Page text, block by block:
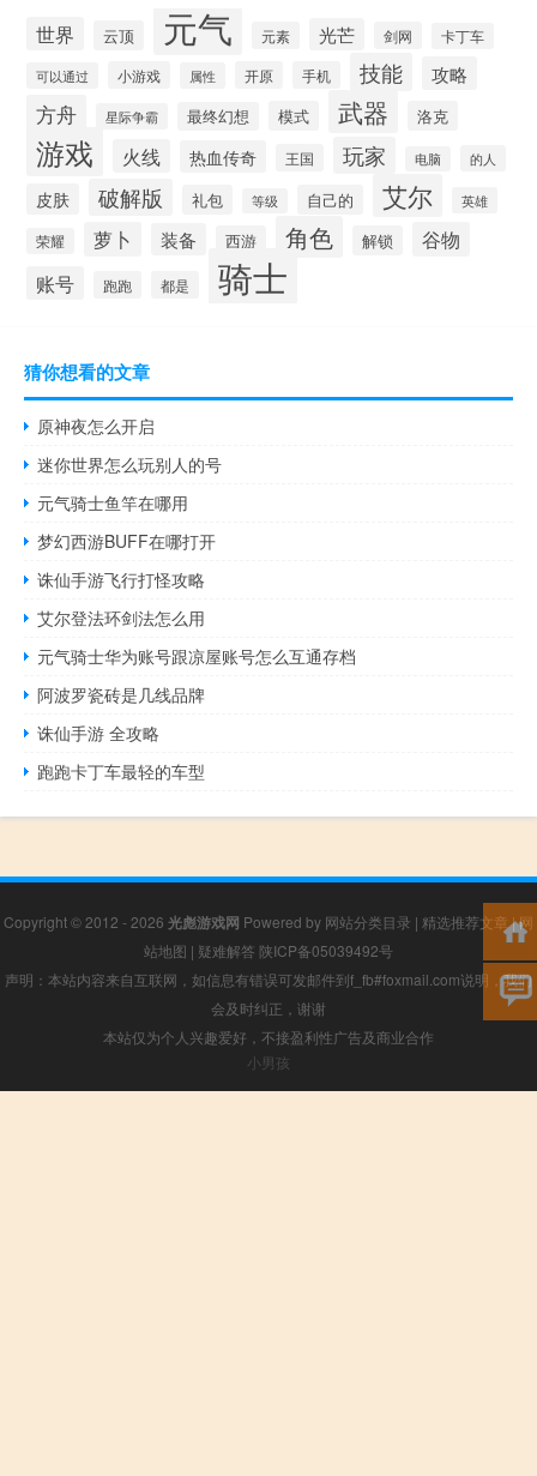
世界 云顶 元气 元素 光芒 剑网 卡丁车
可以通过 小游戏 属性 开原 手机 技能 攻略
方舟 星际争霸 最终幻想 模式 武器 洛克
游戏 火线 热血传奇 王国 玩家 电脑 的人
皮肤 破解版 礼包 等级 自己的 艾尔 英雄
荣耀 萝卜 装备 西游 角色 解锁 谷物
账号 跑跑 都是 骑士
猜你想看的文章
原神夜怎么开启
迷你世界怎么玩别人的号
元气骑士鱼竿在哪用
梦幻西游BUFF在哪打开
诛仙手游飞行打怪攻略
艾尔登法环剑法怎么用
元气骑士华为账号跟凉屋账号怎么互通存档
阿波罗瓷砖是几线品牌
诛仙手游 全攻略
跑跑卡丁车最轻的车型
Copyright © 2012 - 2026 光彪游戏网 Powered by 网站分类目录 | 精选推荐文章 |网
站地图 | 疑难解答 陕ICP备05039492号
声明：本站内容来自互联网，如信息有错误可发邮件到f_fb#foxmail.com说明，我们
会及时纠正，谢谢
本站仅为个人兴趣爱好，不接盈利性广告及商业合作
小男孩